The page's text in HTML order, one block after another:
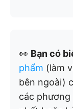
👀 Bạn có
phẩm (làm
bên ngoài)
các phương